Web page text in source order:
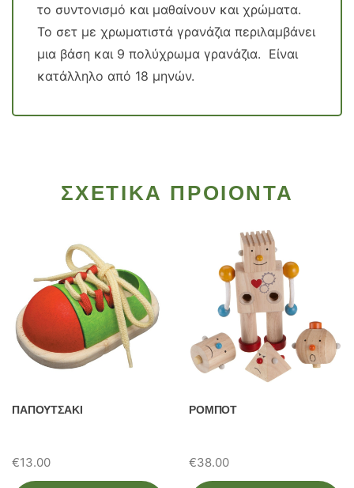
το συντονισμό και μαθαίνουν και χρώματα.
Το σετ με χρωματιστά γρανάζια περιλαμβάνει
μια βάση και 9 πολύχρωμα γρανάζια. Είναι
κατάλληλο από 18 μηνών.
ΣΧΕΤΙΚΑ ΠΡΟΙΟΝΤΑ
ΠΑΠΟΥΤΣΑΚΙ
€13.00
ΡΟΜΠΟΤ
€38.00